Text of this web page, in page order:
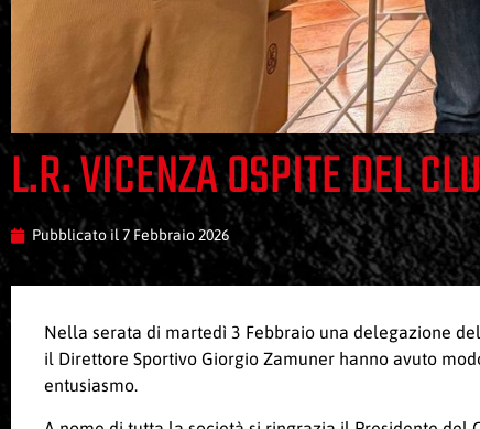
L.R. VICENZA OSPITE DEL
Pubblicato il 7 Febbraio 2026
Nella serata di martedì 3 Febbraio una delegazione
il Direttore Sportivo Giorgio Zamuner hanno avuto
entusiasmo.